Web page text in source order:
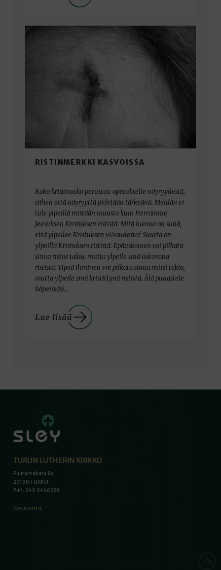
RISTINMERKKI KASVOISSA
Koko kristinusko perustuu opetukselle nöyryydestä,
siihen että nöyryyttä pidetään tärkeänä. Meidän ei
tule ylpeillä mistään muusta kuin Herramme
Jeesuksen Kristuksen rististä. Mitä hienoa on siinä,
että ylpeilee Kristuksen viisaudesta? Suurta on
ylpeillä Kristuksen rististä. Epäuskoinen voi pilkata
sinua ristisi takia, mutta ylpeile sinä uskovana
rististä. Ylpeä ihminen voi pilkata sinua ristisi takia,
mutta ylpeile sinä kristittynä rististä. Älä punastele
häpeissäsi…
TURUN LUTHERIN KIRKKO
Puutarhakatu 8a
20100 TURKU
Puh. 040 0466528
Seuranta